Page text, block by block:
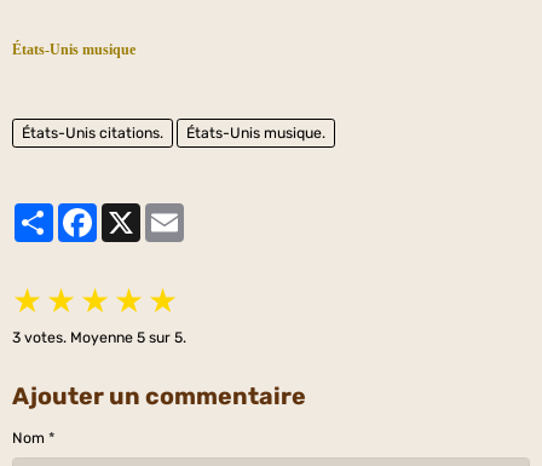
États-Unis musique
États-Unis citations. États-Unis musique.
PartagerFacebook
★ ★ ★ ★ ★
3 votes. Moyenne 5 sur 5.
Ajouter un commentaire
Nom